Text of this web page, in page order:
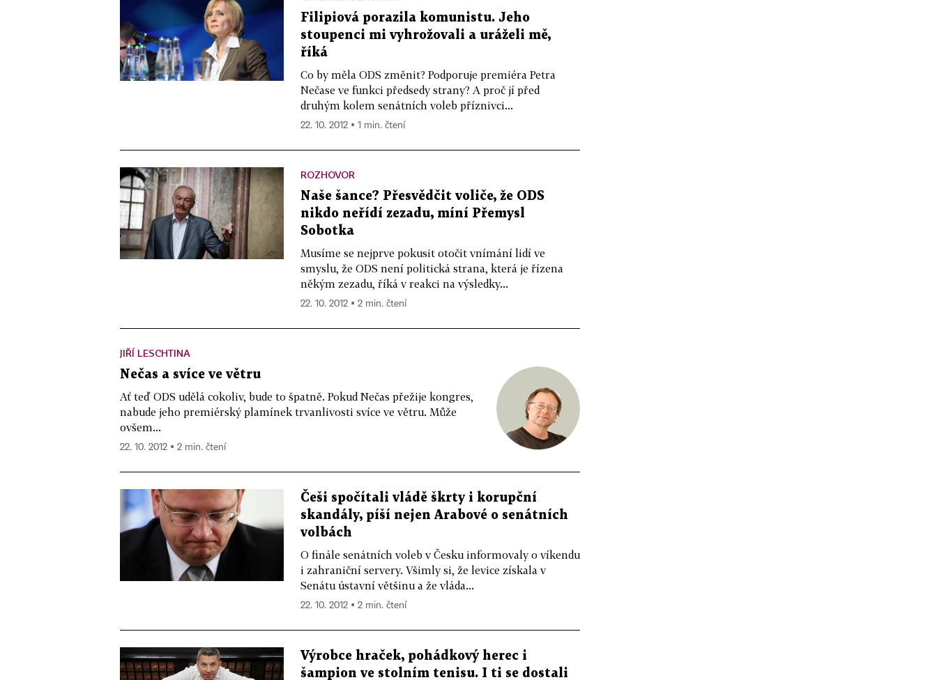
Filipiová porazila komunistu. Jeho
stoupenci mi vyhrožovali a uráželi mě,
říká
Co by měla ODS změnit? Podporuje premiéra Petra
Nečase ve funkci předsedy strany? A proč jí před
druhým kolem senátních voleb příznivci...
22. 10. 2012 ▪ 1 min. čtení
ROZHOVOR
Naše šance? Přesvědčit voliče, že ODS
nikdo neřídí zezadu, míní Přemysl
Sobotka
Musíme se nejprve pokusit otočit vnímání lidí ve
smyslu, že ODS není politická strana, která je řízena
někým zezadu, říká v reakci na výsledky...
22. 10. 2012 ▪ 2 min. čtení
JIŘÍ LESCHTINA
Nečas a svíce ve větru
Ať teď ODS udělá cokoliv, bude to špatně. Pokud Nečas přežije kongres,
nabude jeho premiérský plamínek trvanlivosti svíce ve větru. Může
ovšem...
22. 10. 2012 ▪ 2 min. čtení
Češi spočítali vládě škrty i korupční
skandály, píší nejen Arabové o senátních
volbách
O finále senátních voleb v Česku informovaly o víkendu
i zahraniční servery. Všimly si, že levice získala v
Senátu ústavní většinu a že vláda...
22. 10. 2012 ▪ 2 min. čtení
Výrobce hraček, pohádkový herec i
šampion ve stolním tenisu. I ti se dostali